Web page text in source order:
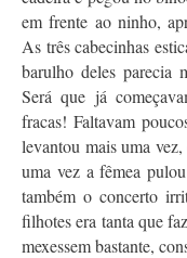
em frente ao ninho,
As três cabecinhas
barulho deles parecia
Será que já
fracas! Faltavam
levantou mais uma
uma vez a fêmea
também o concerto
filhotes era tanta que
mexessem bastante,